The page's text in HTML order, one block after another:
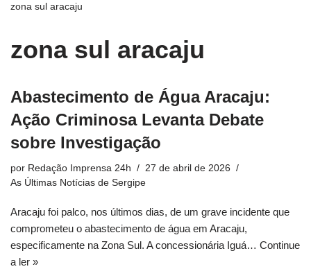
zona sul aracaju
zona sul aracaju
Abastecimento de Água Aracaju:
Ação Criminosa Levanta Debate
sobre Investigação
por Redação Imprensa 24h
27 de abril de 2026
As Últimas Notícias de Sergipe
Aracaju foi palco, nos últimos dias, de um grave incidente que
comprometeu o abastecimento de água em Aracaju,
especificamente na Zona Sul. A concessionária Iguá… Continue
a ler »